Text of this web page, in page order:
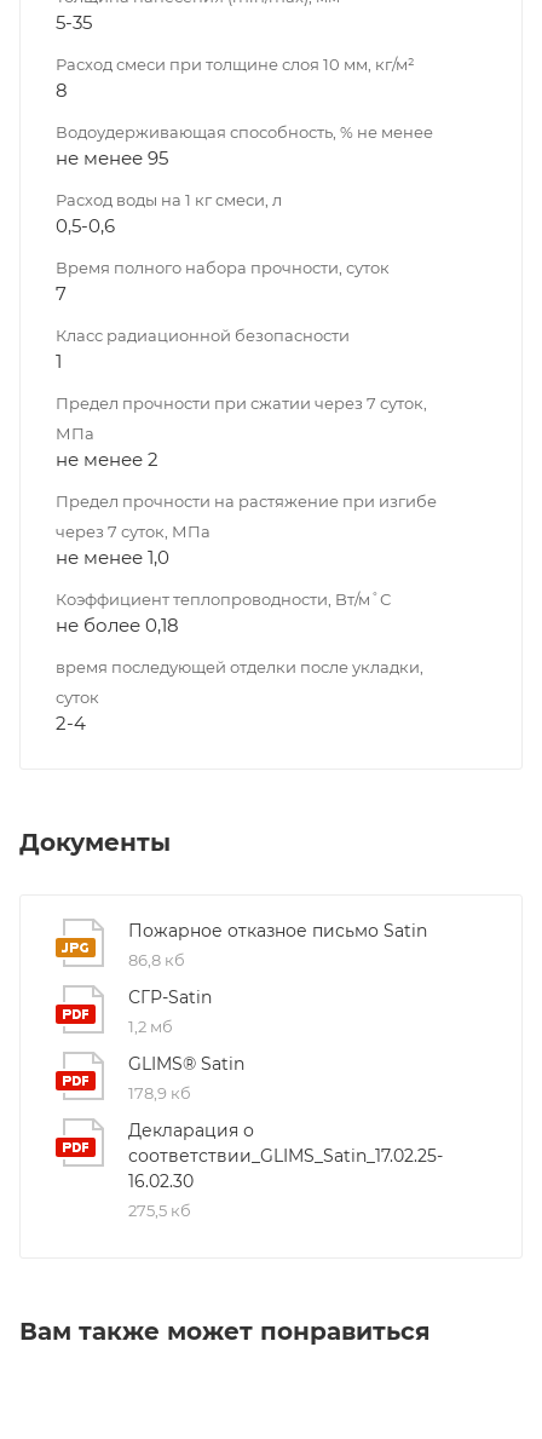
5-35
Расход смеси при толщине слоя 10 мм, кг/м²
8
Водоудерживающая способность, % не менее
не менее 95
Расход воды на 1 кг смеси, л
0,5-0,6
Время полного набора прочности, суток
7
Класс радиационной безопасности
1
Предел прочности при сжатии через 7 суток,
МПа
не менее 2
Предел прочности на растяжение при изгибе
через 7 суток, МПа
не менее 1,0
Коэффициент теплопроводности, Bт/м˚С
не более 0,18
время последующей отделки после укладки,
суток
2-4
Документы
Пожарное отказное письмо Satin
86,8 кб
СГР-Satin
1,2 мб
GLIMS® Satin
178,9 кб
Декларация о
соответствии_GLIMS_Satin_17.02.25-
16.02.30
275,5 кб
Вам также может понравиться